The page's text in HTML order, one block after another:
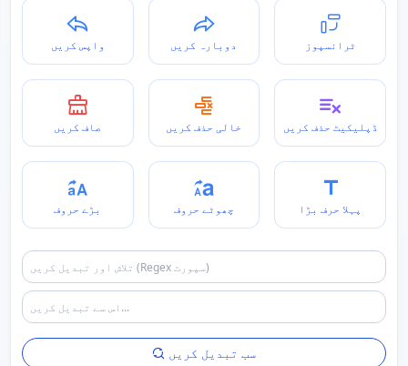
واپس کریں دوبارہ کریں ٹرانسپوز
صاف کریں خالی حذف کریں ڈپلیکیٹ حذف کریں
بڑے حروف چھوٹے حروف پہلا حرف بڑا
سب تبدیل کریں